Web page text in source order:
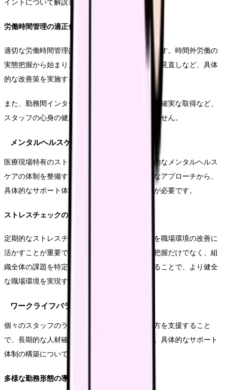
イントについて解説します。
労働時間管理の適正化
適切な労働時間管理は働き方改革の基本となります。時間外労働の
実態把握から始まり、業務の効率化や人員配置の見直しなど、具体
的な改善策を実施することが重要です。
また、勤務間インターバルの確保や、休憩時間の確実な取得など、
スタッフの心身の健康を守る取り組みも欠かせません。
メンタルヘルスケア
医療現場特有のストレスに対応するため、効果的なメンタルヘルス
ケアの体制を整備することが重要です。予防的なアプローチから、
具体的なサポート体制まで、包括的な取り組みが必要です。
ストレスチェックの実施と活用
定期的なストレスチェックを実施し、その結果を職場環境の改善に
活かすことが重要です。個人のストレス状態の把握だけでなく、組
織全体の課題を特定し、具体的な改善策を講じることで、より健全
な職場環境を実現することができます。
ワークライフバランスの実現
個々のスタッフのライフステージに応じた働き方を支援すること
で、長期的な人材確保と育成が可能となります。具体的なサポート
体制の構築について見ていきましょう。
多様な勤務形態の導入